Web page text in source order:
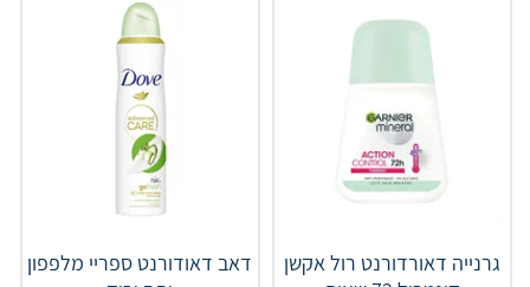
גרנייה דאורדורנט רול אקשן
דאב דאודורנט ספריי מלפפון